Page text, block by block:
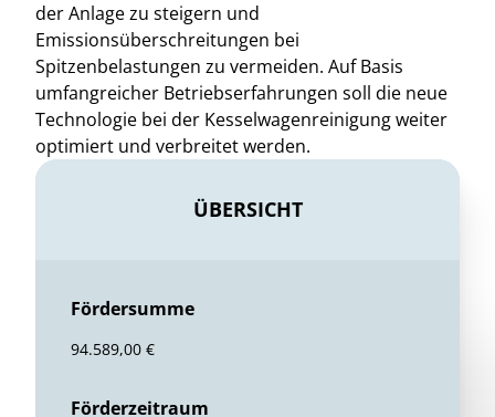
der Anlage zu steigern und
Emissionsüberschreitungen bei
Spitzenbelastungen zu vermeiden. Auf Basis
umfangreicher Betriebserfahrungen soll die neue
Technologie bei der Kesselwagenreinigung weiter
optimiert und verbreitet werden.
ÜBERSICHT
Fördersumme
94.589,00 €
Förderzeitraum